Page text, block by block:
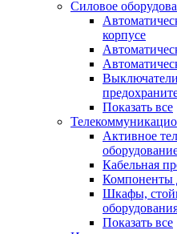
Силовое
корпусе
Показать все
Активное
Кабельная
Компоненты
Шкафы,
Показать все